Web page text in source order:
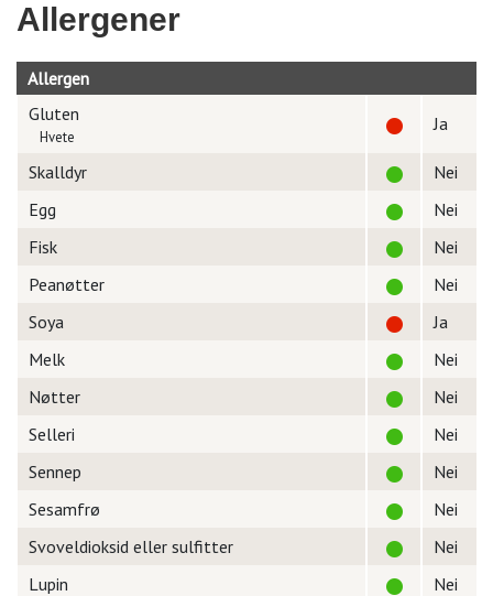
Allergener
Allergen
Gluten
Hvete
Ja
Skalldyr
Nei
Egg
Nei
Fisk
Nei
Peanøtter
Nei
Soya
Ja
Melk
Nei
Nøtter
Nei
Selleri
Nei
Sennep
Nei
Sesamfrø
Nei
Svoveldioksid eller sulfitter
Nei
Lupin
Nei